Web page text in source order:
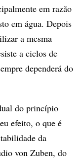
em razão
em água. Depois
a mesma
a ciclos de
dependerá do
do princípio
efeito, o que é
da
von Zuben, do